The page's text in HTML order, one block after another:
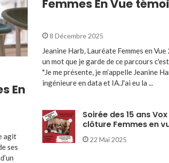
En
agit
ses
Femmes En Vue
8 Décembre 2025
Jeanine Harb, Lauréate Femmes en
un mot que je garde de ce parcours
"Je me présente, je m’appelle Jeanine
ingénieure en data et IA.J'ai eu la ...
Soirée des 15 ans
clôture Femmes en
22 Mai 2025